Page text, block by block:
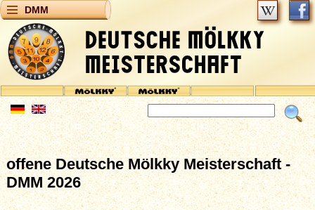
DMM
offene Deutsche Mölkky Meisterschaft -
DMM 2026